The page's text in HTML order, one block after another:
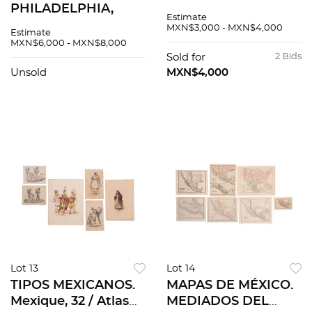
PHILADELPHIA,
coloreado, 24.7 x 31
Young & Delleker
Estimate
MXN$6,000 - MXN$8,000
Unsold
DEL SIGLO XIX. a)
Geográfico de
Nueva España. Pzs 5
Estimate
MXN$3,000 - MXN$4,000
2 Bids
Sold for
MXN$4,000
Lot 13
TIPOS MEXICANOS.
Mexique, 32 / Atlas
Lot 14
MAPAS DE MÉXICO.
MEDIADOS DEL